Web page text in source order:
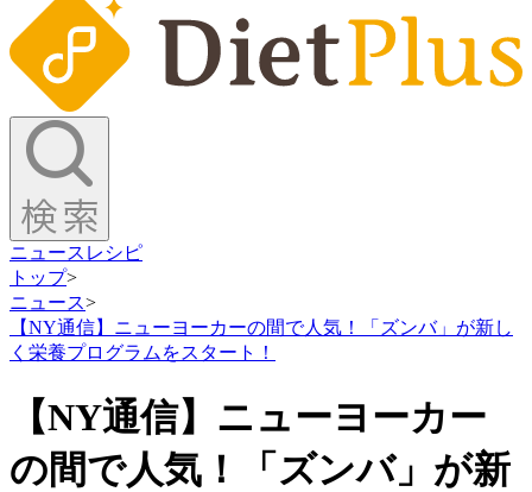
ニュース レシピ
トップ>
ニュース>
【NY通信】ニューヨーカーの間で人気！「ズンバ」が新し
く栄養プログラムをスタート！
【NY通信】ニューヨーカー
の間で人気！「ズンバ」が新